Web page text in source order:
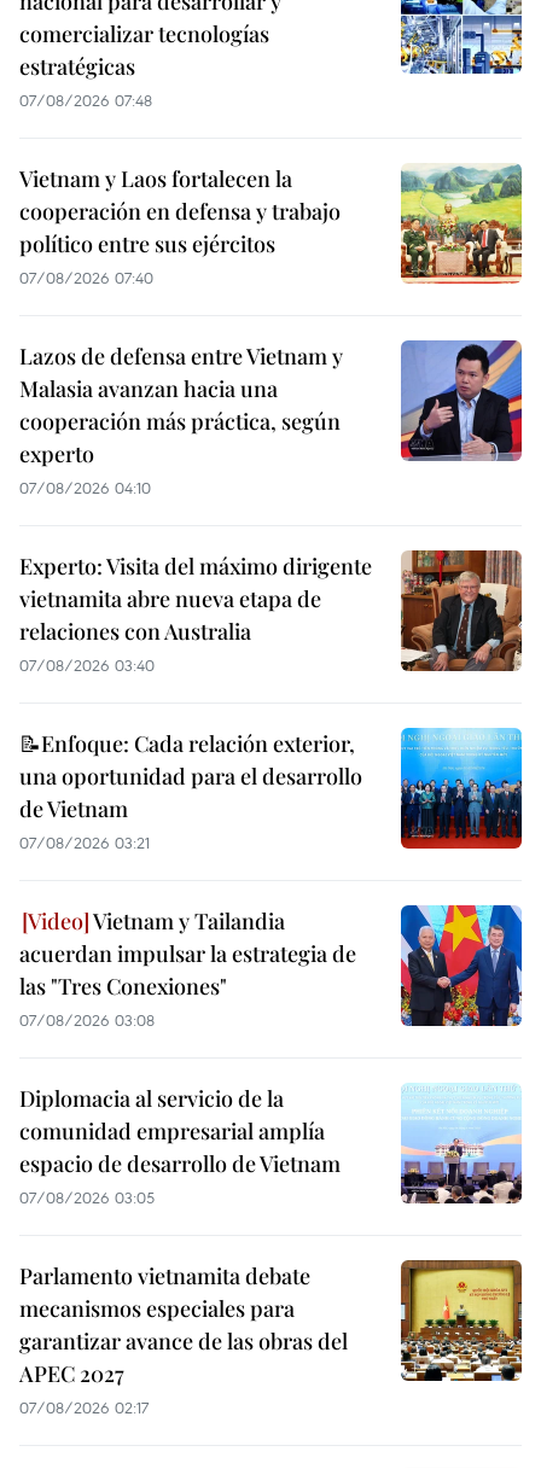
comercializar tecnologías
estratégicas
07/08/2026 07:48
Vietnam y Laos fortalecen la
cooperación en defensa y trabajo
político entre sus ejércitos
07/08/2026 07:40
Lazos de defensa entre Vietnam y
Malasia avanzan hacia una
cooperación más práctica, según
experto
07/08/2026 04:10
Experto: Visita del máximo dirigente
vietnamita abre nueva etapa de
relaciones con Australia
07/08/2026 03:40
📝Enfoque: Cada relación exterior,
una oportunidad para el desarrollo
de Vietnam
07/08/2026 03:21
Vietnam y Tailandia
acuerdan impulsar la estrategia de
las "Tres Conexiones"
07/08/2026 03:08
Diplomacia al servicio de la
comunidad empresarial amplía
espacio de desarrollo de Vietnam
07/08/2026 03:05
Parlamento vietnamita debate
mecanismos especiales para
garantizar avance de las obras del
APEC 2027
07/08/2026 02:17